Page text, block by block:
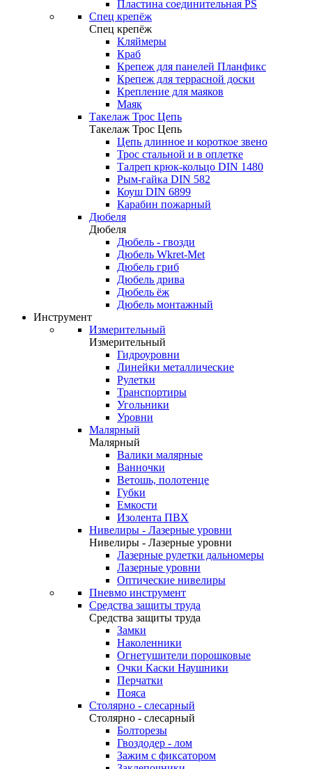
Пластина соединительная PS
Спец крепёж
Спец крепёж
Кляймеры
Краб
Крепеж для панелей Планфикс
Крепеж для террасной доски
Крепление для маяков
Маяк
Такелаж Трос Цепь
Такелаж Трос Цепь
Цепь длинное и короткое звено
Трос стальной и в оплетке
Талреп крюк-кольцо DIN 1480
Рым-гайка DIN 582
Коуш DIN 6899
Карабин пожарный
Дюбеля
Дюбеля
Дюбель - гвозди
Дюбель Wkret-Met
Дюбель гриб
Дюбель дрива
Дюбель ёж
Дюбель монтажный
Инструмент
Измерительный
Измерительный
Гидроуровни
Линейки металлические
Рулетки
Транспортиры
Угольники
Уровни
Малярный
Малярный
Валики малярные
Ванночки
Ветошь, полотенце
Губки
Емкости
Изолента ПВХ
Нивелиры - Лазерные уровни
Нивелиры - Лазерные уровни
Лазерные рулетки дальномеры
Лазерные уровни
Оптические нивелиры
Пневмо инструмент
Средства защиты труда
Средства защиты труда
Замки
Наколенники
Огнетушители порошковые
Очки Каски Наушники
Перчатки
Пояса
Столярно - слесарный
Столярно - слесарный
Болторезы
Гвоздодер - лом
Зажим с фиксатором